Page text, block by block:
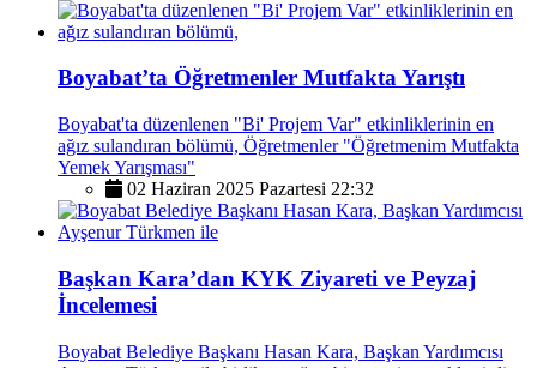
Boyabat’ta Öğretmenler Mutfakta Yarıştı
Boyabat'ta düzenlenen "Bi' Projem Var" etkinliklerinin en
ağız sulandıran bölümü, Öğretmenler "Öğretmenim Mutfakta
Yemek Yarışması"
02 Haziran 2025 Pazartesi 22:32
Başkan Kara’dan KYK Ziyareti ve Peyzaj
İncelemesi
Boyabat Belediye Başkanı Hasan Kara, Başkan Yardımcısı